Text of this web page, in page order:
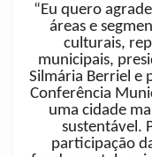
“Eu quero
áreas e
culturais,
municipais,
Silmária Berriel e
Conferência
uma cidade
sustentável.
participação